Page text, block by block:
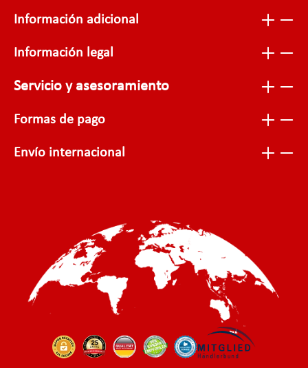
Información adicional
Información legal
Servicio y asesoramiento
Formas de pago
Envío internacional